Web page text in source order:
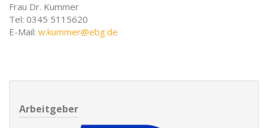
Frau Dr. Kummer
Tel: 0345 5115620
E-Mail: w.kummer@ebg.de
Arbeitgeber